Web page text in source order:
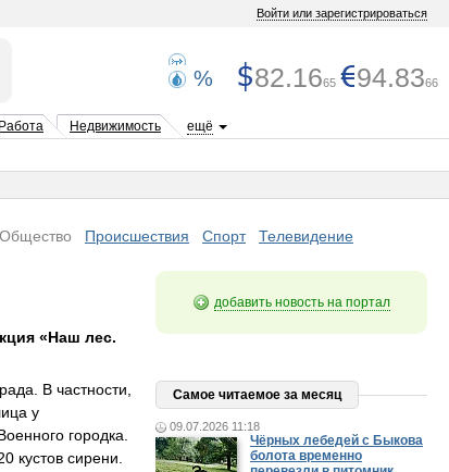
Войти или зарегистрироваться
% 82.1665 94.8366
Работа Недвижимость ещё
Общество Происшествия Спорт
Телевидение
«Наш лес.
В частности,
у
городка.
кустов сирени.
добавить новость на портал
Самое читаемое за месяц
09.07.2026 11:18
Чёрных лебедей с Быкова
болота временно